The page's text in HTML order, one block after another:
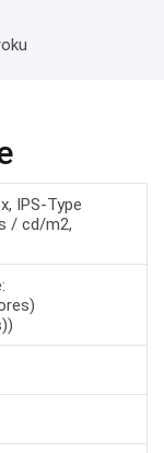
IPS-Type
/ cd/m2,